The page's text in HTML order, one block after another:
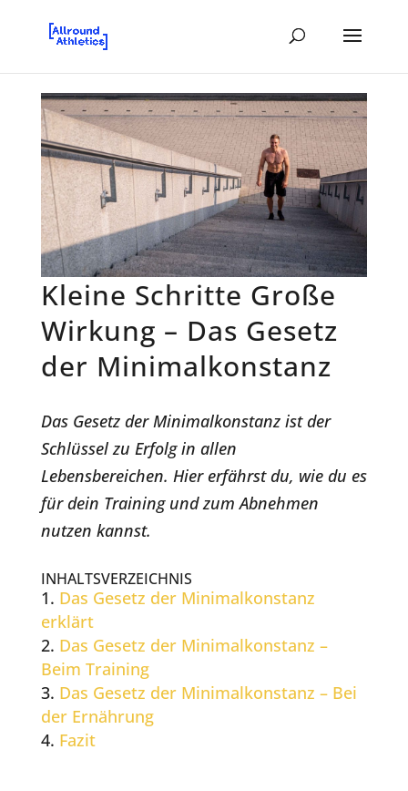
Kleine Schritte Große
Wirkung – Das Gesetz
der Minimalkonstanz
Das Gesetz der Minimalkonstanz ist der
Schlüssel zu Erfolg in allen
Lebensbereichen. Hier erfährst du, wie du es
für dein Training und zum Abnehmen
nutzen kannst.
INHALTSVERZEICHNIS
Das Gesetz der Minimalkonstanz
erklärt
Das Gesetz der Minimalkonstanz –
Beim Training
Das Gesetz der Minimalkonstanz – Bei
der Ernährung
Fazit